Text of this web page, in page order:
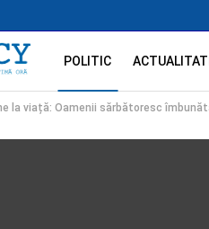
POLITIC
la viață: Oamenii sărbătoresc